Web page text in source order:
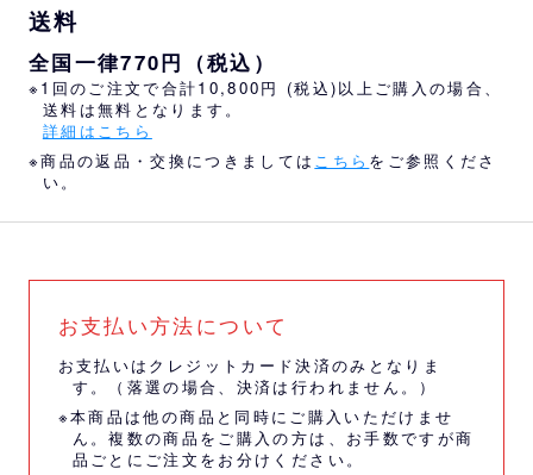
送料
全国一律770円（税込）
※1回のご注文で合計10,800円 (税込)以上ご購入の場合、
送料は無料となります。
詳細はこちら
※商品の返品・交換につきましては こちら をご参照くださ
い。
お支払い方法について
お支払いはクレジットカード決済のみとなりま
す。（落選の場合、決済は行われません。）
※本商品は他の商品と同時にご購入いただけませ
ん。複数の商品をご購入の方は、お手数ですが商
品ごとにご注文をお分けください。